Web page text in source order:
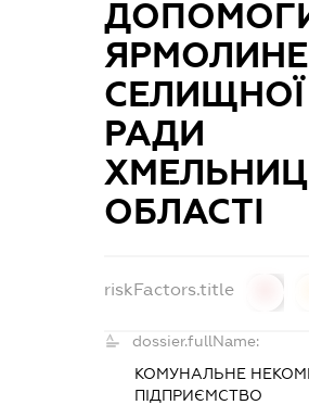
СЕЛИЩНОЇ
РАДИ
ОБЛАСТІ
riskFactors.title
dossier.fullName:
КОМУНАЛЬНЕ
ПІДПРИЄМСТВО